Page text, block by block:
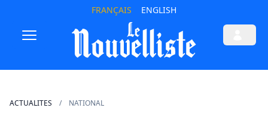
FRANÇAIS ENGLISH
ACTUALITES NATIONAL